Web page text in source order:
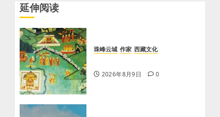
延伸阅读
珠峰云城 作家 西藏文化
2026年8月9日 0